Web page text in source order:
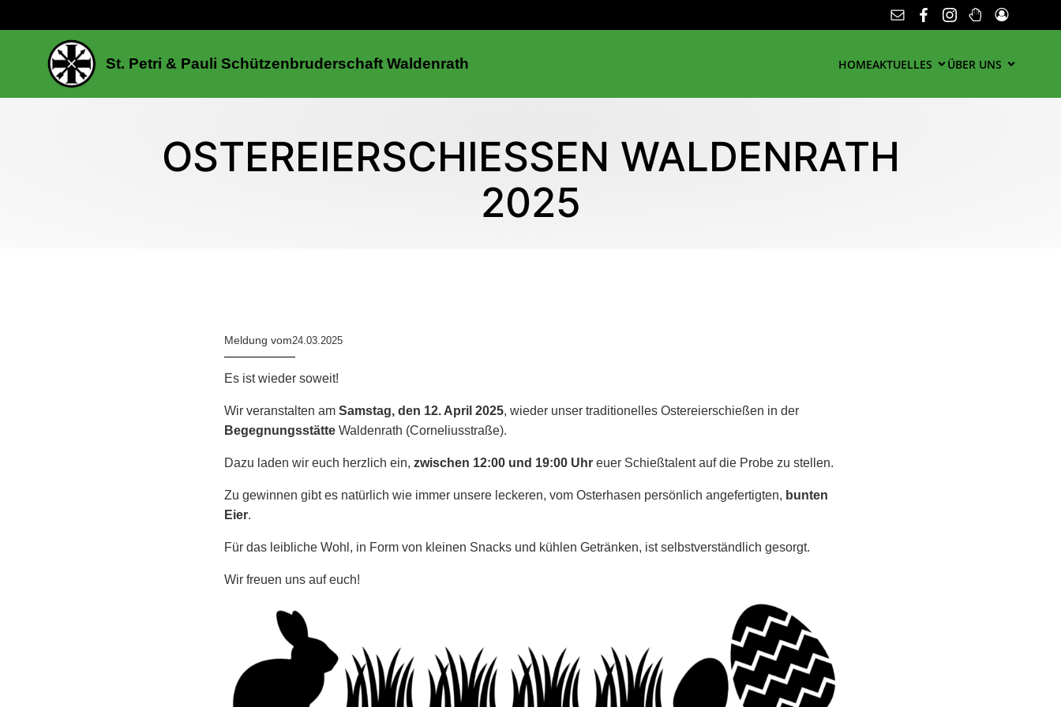
St. Petri & Pauli Schützenbruderschaft Waldenrath HOMEAKTUELLES ÜBER UNS
OSTEREIERSCHIESSEN WALDENRATH 2
025
Meldung vom24.03.2025
Es ist wieder soweit!
Wir veranstalten am Samstag, den 12. April 2025, wieder unser traditionelles Ostereierschießen in der
BegegnungsstätteWaldenrath (Corneliusstraße).
Dazu laden wir euch herzlich ein, zwischen 12:00 und 19:00 Uhreuer Schießtalent auf die Probe zu stellen.
Zu gewinnen gibt es natürlich wie immer unsere leckeren, vom Osterhasen persönlich angefertigten, bunten
Eier.
Für das leibliche Wohl, in Form von kleinen Snacks und kühlen Getränken, ist selbstverständlich gesorgt.
Wir freuen uns auf euch!